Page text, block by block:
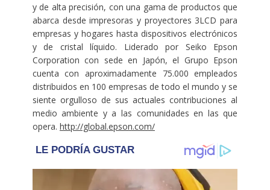
y de alta precisión, con una gama de productos que
abarca desde impresoras y proyectores 3LCD para
empresas y hogares hasta dispositivos electrónicos
y de cristal líquido. Liderado por Seiko Epson
Corporation con sede en Japón, el Grupo Epson
cuenta con aproximadamente 75.000 empleados
distribuidos en 100 empresas de todo el mundo y se
siente orgulloso de sus actuales contribuciones al
medio ambiente y a las comunidades en las que
opera. http://global.epson.com/